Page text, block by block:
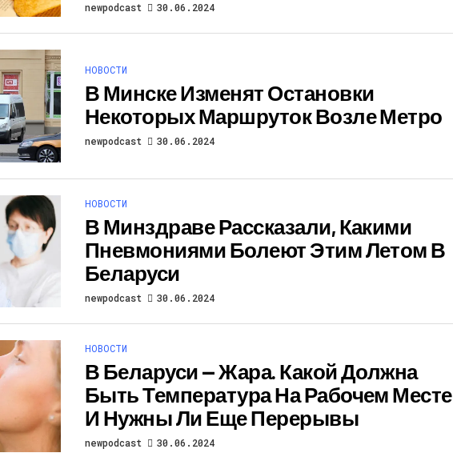
newpodcast 30.06.2024
НОВОСТИ
В Минске Изменят Остановки
Некоторых Маршруток Возле Метро
newpodcast 30.06.2024
НОВОСТИ
В Минздраве Рассказали, Какими
Пневмониями Болеют Этим Летом В
Беларуси
newpodcast 30.06.2024
НОВОСТИ
В Беларуси — Жара. Какой Должна
Быть Температура На Рабочем Месте
И Нужны Ли Еще Перерывы
newpodcast 30.06.2024